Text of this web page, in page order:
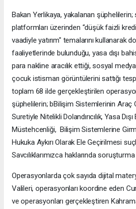
Bakan Yerlikaya, yakalanan
platformları üzerinden “düşük faizli
vaadiyle yatırım" temalarını kullanarak
faaliyetlerinde bulunduğu, yasa dışı
para nakline aracılık ettiği, sosyal
çocuk istismarı görüntülerini sattığı
toplam 68 ilde gerçekleştirilen
şüphelilerin; bBilişim Sistemlerinin Araç
Suretiyle Nitelikli Dolandırıcılık, Yasa
Müstehcenliği, Bilişim Sistemlerine
Hukuka Aykırı Olarak Ele Geçirilmesi
Savcılıklarımızca haklarında soruşturma
Operasyonlarda çok sayıda dijital
Valileri, operasyonları koordine eden
ve operasyonları gerçekleştiren